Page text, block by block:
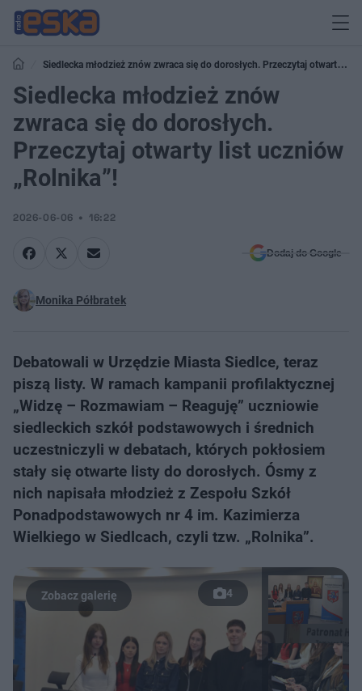
Siedlecka młodzież znów zwraca się do dorosłych. Przeczytaj otwarty list
uczniów „Rolnika”!
Siedlecka młodzież znów
zwraca się do dorosłych.
Przeczytaj otwarty list uczniów
„Rolnika”!
2026-06-06 16:22
Dodaj do Google
Monika Półbratek
Debatowali w Urzędzie Miasta Siedlce, teraz
piszą listy. W ramach kampanii profilaktycznej
„Widzę – Rozmawiam – Reaguję” uczniowie
siedleckich szkół podstawowych i średnich
uczestniczyli w debatach, których pokłosiem
stały się otwarte listy do dorosłych. Ósmy z
nich napisała młodzież z Zespołu Szkół
Ponadpodstawowych nr 4 im. Kazimierza
Wielkiego w Siedlcach, czyli tzw. „Rolnika”.
4